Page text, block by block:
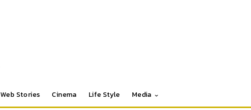
Web Stories Cinema Life Style Media